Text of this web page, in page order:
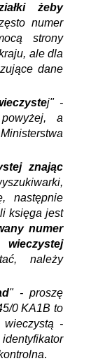
żeby
numer
strony
ale dla
dane
j" -
a
znając
następnie
księga jest
numer
należy
" - proszę
0 KA1B to
wieczystą -
.